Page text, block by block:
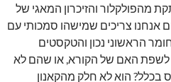
מהפולקלור והזיכרון המאגי של
אנחנו צריכים שמישהו סמכותי עם
הראשוני נכון והטקסטים
לשפת האם של הקורא, או שהם לא
בכלל? הוא לא חלק מהקאנון